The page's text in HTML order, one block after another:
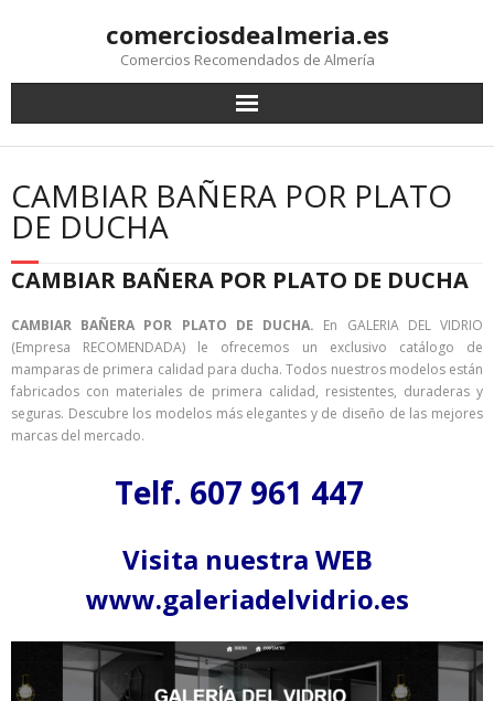
comerciosdealmeria.es
Comercios Recomendados de Almería
CAMBIAR BAÑERA POR PLATO
DE DUCHA
CAMBIAR BAÑERA POR PLATO DE DUCHA
CAMBIAR BAÑERA POR PLATO DE DUCHA. En GALERIA DEL VIDRIO
(Empresa RECOMENDADA) le ofrecemos un exclusivo catálogo de
mamparas de primera calidad para ducha. Todos nuestros modelos están
fabricados con materiales de primera calidad, resistentes, duraderas y
seguras. Descubre los modelos más elegantes y de diseño de las mejores
marcas del mercado.
Telf. 607 961 447
Visita nuestra WEB
www.galeriadelvidrio.es